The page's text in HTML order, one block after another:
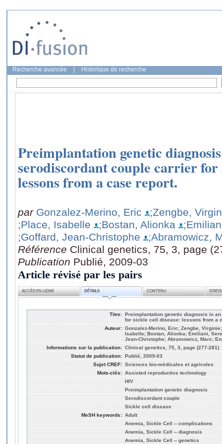
Recherche avancée Historique de recherche
Preimplantation genetic
serodiscordant couple carrier for
lessons from a case report.
par Gonzalez-Merino, Eric
;Zengbe,
;Place, Isabelle
;Bostan, Alionka
;Goffard, Jean-Christophe
;Abramowicz,
Référence Clinical genetics, 75, 3, page
Publication Publié, 2009-03
Article révisé par les pairs
ACCÈS EN LIGNE DÉTAILS CONTENU
Titre: Preimplantation genetic diagnosis in
for sickle cell disease: lessons from a
Auteur: Gonzalez-Merino, Eric; Zengbe,
Isabelle; Bostan, Alionka; Emiliani,
Jean-Christophe; Abramowicz, Marc;
Informations sur la publication: Clinical genetics, 75, 3, page (277-281)
Statut de publication: Publié, 2009-03
Sujet CREF: Sciences bio-médicales et agricoles
Mots-clés: Assisted reproductive technology
HIV
Preimplantation genetic diagnosis
Serodiscordant couple
Sickle cell disease
MeSH keywords: Adult
Anemia, Sickle Cell -- complications
Anemia, Sickle Cell -- diagnosis
Anemia, Sickle Cell -- genetics